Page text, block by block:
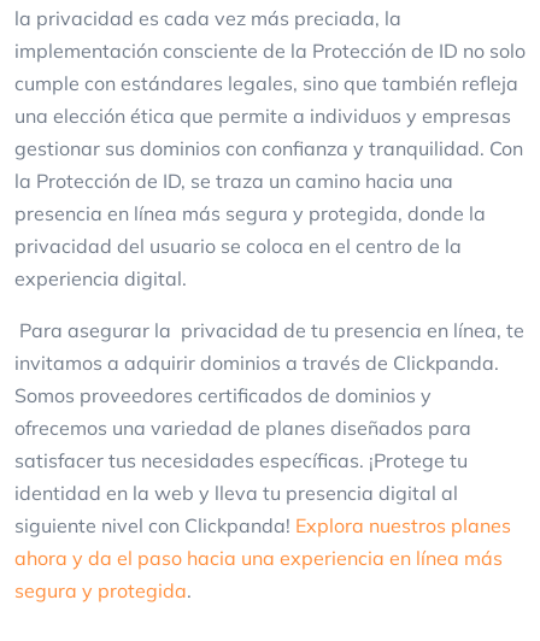
la privacidad es cada vez más preciada, la
implementación consciente de la Protección de ID no solo
cumple con estándares legales, sino que también refleja
una elección ética que permite a individuos y empresas
gestionar sus dominios con confianza y tranquilidad. Con
la Protección de ID, se traza un camino hacia una
presencia en línea más segura y protegida, donde la
privacidad del usuario se coloca en el centro de la
experiencia digital.
Para asegurar la privacidad de tu presencia en línea, te
invitamos a adquirir dominios a través de Clickpanda.
Somos proveedores certificados de dominios y
ofrecemos una variedad de planes diseñados para
satisfacer tus necesidades específicas. ¡Protege tu
identidad en la web y lleva tu presencia digital al
siguiente nivel con Clickpanda! Explora nuestros planes
ahora y da el paso hacia una experiencia en línea más
segura y protegida.